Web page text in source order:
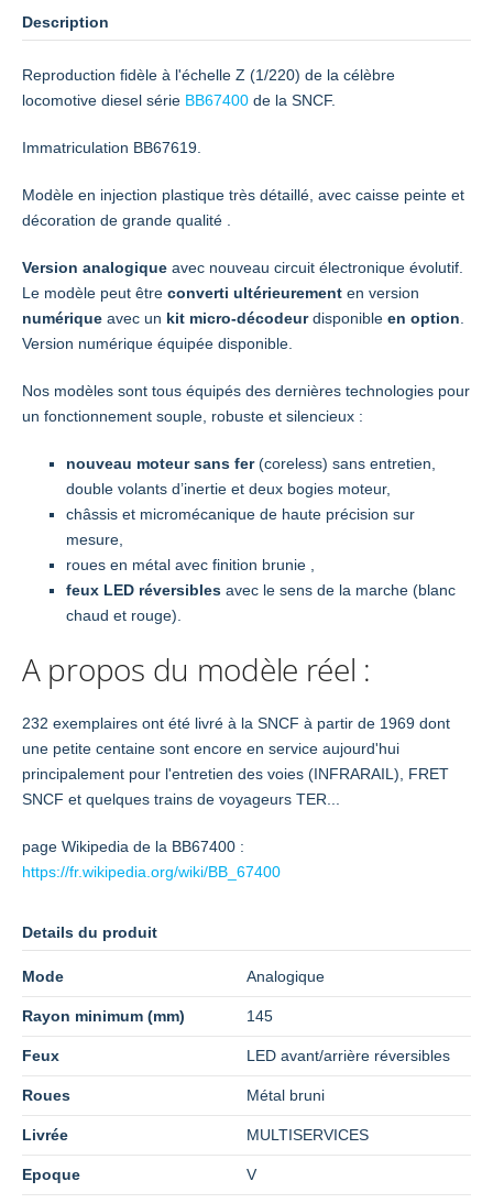
Description
Reproduction fidèle à l'échelle Z (1/220) de la célèbre
locomotive diesel série BB67400 de la SNCF.
Immatriculation BB67619.
Modèle en injection plastique très détaillé, avec caisse peinte et
décoration de grande qualité .
Version analogique avec nouveau circuit électronique évolutif.
Le modèle peut être converti ultérieurement en version
numérique avec un kit micro-décodeurdisponible en option
Version numérique équipée disponible.
Nos modèles sont tous équipés des dernières technologies pour
un fonctionnement souple, robuste et silencieux :
nouveau moteur sans fer(coreless) sans entretien,
double volants d’inertie et deux bogies moteur,
châssis et micromécanique de haute précision sur
mesure,
roues en métal avec finition brunie ,
feux LED réversibles avec le sens de la marche (blanc
chaud et rouge).
A propos du modèle réel :
232 exemplaires ont été livré à la SNCF à partir de 1969 dont
une petite centaine sont encore en service aujourd'hui
principalement pour l'entretien des voies (INFRARAIL), FRET
SNCF et quelques trains de voyageurs TER...
page Wikipedia de la BB67400 :
https://fr.wikipedia.org/wiki/BB_67400
Details du produit
Mode Analogique
Rayon minimum (mm) 145
Feux LED avant/arrière réversibles
Roues Métal bruni
Livrée MULTISERVICES
Epoque V